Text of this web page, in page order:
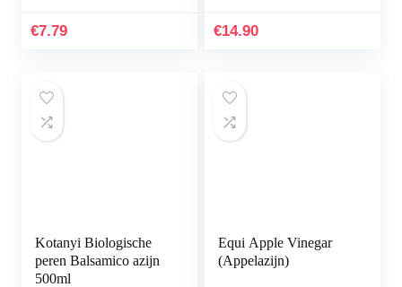
€7.79 €14.90
Kotanyi Biologische
peren Balsamico azijn
500ml
Equi Apple Vinegar
(Appelazijn)